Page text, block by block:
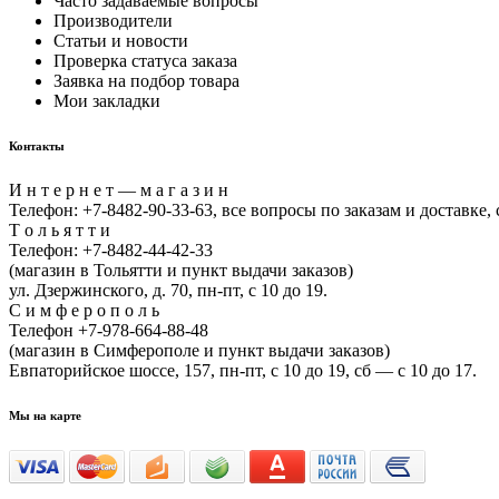
Производители
Статьи и новости
Проверка статуса заказа
Заявка на подбор товара
Мои закладки
Контакты
И н т е р н е т — м а г а з и н
Телефон: +7-8482-90-33-63, все вопросы по заказам и
Т о л ь я т т и
Телефон: +7-8482-44-42-33
(магазин в Тольятти и пункт выдачи заказов)
ул. Дзержинского, д. 70, пн-пт, с 10 до 19.
С и м ф е р о п о л ь
Телефон +7-978-664-88-48
(магазин в Симферополе и пункт выдачи заказов)
Евпаторийское шоссе, 157, пн-пт, с 10 до 19, сб — с 10 до 17.
Мы на карте